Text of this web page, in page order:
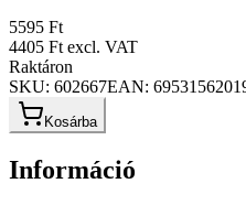
5595 Ft
4405 Ft excl. VAT
Raktáron
SKU: 602667EAN:
Kosárba
Információ